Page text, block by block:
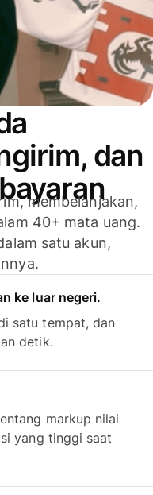
dan
membelanjakan,
40+ mata uang.
satu akun,
ke luar negeri.
satu tempat, dan
detik.
markup nilai
yang tinggi saat